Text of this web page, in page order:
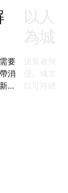
要
消
方
以人
為城
決策者預
億。城市
以可持續